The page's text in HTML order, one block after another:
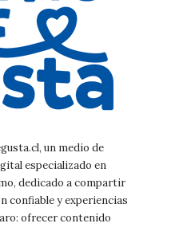
un medio de
especializado en
dedicado a compartir
confiable y experiencias
ofrecer contenido